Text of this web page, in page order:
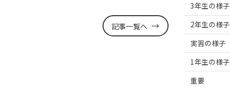
記事一覧へ
3年生の様子
2年生の様子
実習の様子
1年生の様子
重要